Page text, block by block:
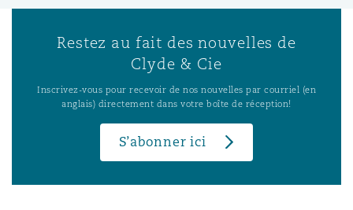
Restez au fait des nouvelles de
Clyde & Cie
Inscrivez-vous pour recevoir de nos nouvelles par courriel (en
anglais) directement dans votre boîte de réception!
S’abonner ici